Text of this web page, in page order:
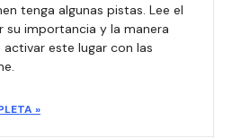
tenga algunas pistas. Lee el
su importancia y la manera
activar este lugar con las
»